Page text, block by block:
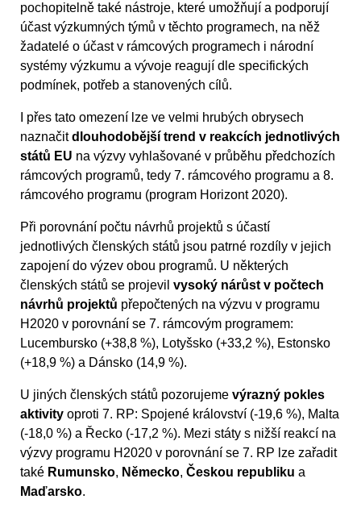
pochopitelně také nástroje, které umožňují a podporují
účast výzkumných týmů v těchto programech, na něž
žadatelé o účast v rámcových programech i národní
systémy výzkumu a vývoje reagují dle specifických
podmínek, potřeb a stanovených cílů.
I přes tato omezení lze ve velmi hrubých obrysech
naznačitdlouhodobější trend v reakcích jednotlivých
států EU na výzvy vyhlašované v průběhu předchozích
rámcových programů, tedy 7. rámcového programu a 8.
rámcového programu (program Horizont 2020).
Při porovnání počtu návrhů projektů s účastí
jednotlivých členských států jsou patrné rozdíly v jejich
zapojení do výzev obou programů. U některých
členských států se projevil vysoký nárůst v počtech
návrhů projektů přepočtených na výzvu v programu
H2020 v porovnání se 7. rámcovým programem:
Lucembursko (+38,8 %), Lotyšsko (+33,2 %), Estonsko
(+18,9 %) a Dánsko (14,9 %).
U jiných členských států pozorujeme výrazný pokles
aktivity oproti 7. RP: Spojené království (-19,6 %), Malta
(-18,0 %) a Řecko (-17,2 %). Mezi státy s nižší reakcí na
výzvy programu H2020 v porovnání se 7. RP lze zařadit
také Rumunsko, Německo, Českou republiku a
Maďarsko.